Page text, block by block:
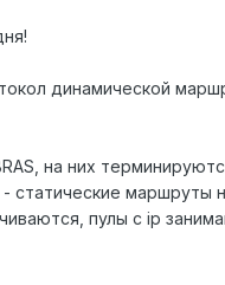
динамической
на них
- статические маршруты
пулы с ip